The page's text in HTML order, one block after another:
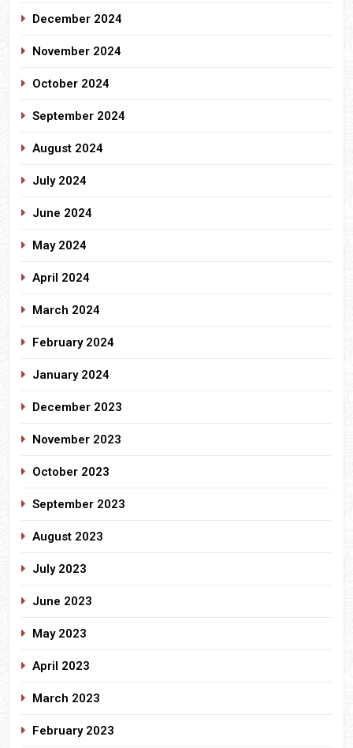
December 2024
November 2024
October 2024
September 2024
August 2024
July 2024
June 2024
May 2024
April 2024
March 2024
February 2024
January 2024
December 2023
November 2023
October 2023
September 2023
August 2023
July 2023
June 2023
May 2023
April 2023
March 2023
February 2023